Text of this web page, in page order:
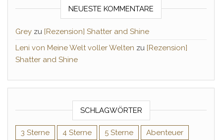
NEUESTE KOMMENTARE
Grey zu [Rezension] Shatter and Shine
Leni von Meine Welt voller Welten zu [Rezension]
Shatter and Shine
SCHLAGWÖRTER
3 Sterne 4 Sterne 5 Sterne Abenteuer